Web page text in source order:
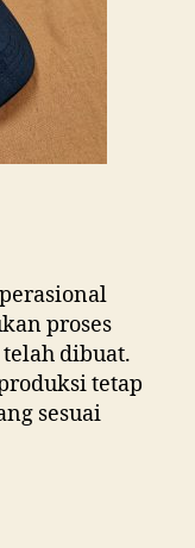
proses
dibuat.
tetap
sesuai